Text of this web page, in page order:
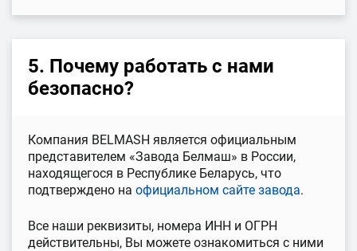
5. Почему работать с нами
безопасно?
Компания BELMASH является официальным
представителем «Завода Белмаш» в России,
находящегося в Республике Беларусь, что
подтверждено на официальном сайте завода.
Все наши реквизиты, номера ИНН и ОГРН
действительны, Вы можете ознакомиться с ними